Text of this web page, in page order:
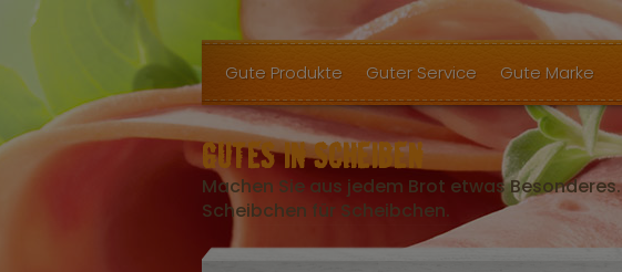
Gute Produkte Guter Service Gute Marke
GUTES IN SCHEIBEN
Machen Sie aus jedem Brot etwas Besonderes.
Scheibchen für Scheibchen.